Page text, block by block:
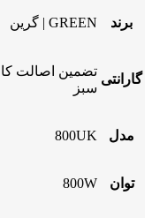
برند GREEN | گرین
گارانتی
تضمین اصالت
سبز
مدل 800UK
توان 800W